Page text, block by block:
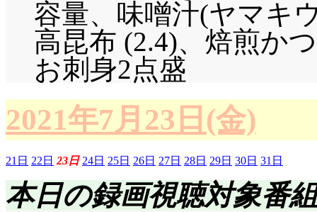
容量、味噌汁(ヤマキ
高昆布 (2.4)、焙煎か
お刺身2点盛
2021年7月23日(金)
21日 22日 23日 24日 25日 26日 27日 28日 29日 30日 31日
本日の録画視聴対象番組